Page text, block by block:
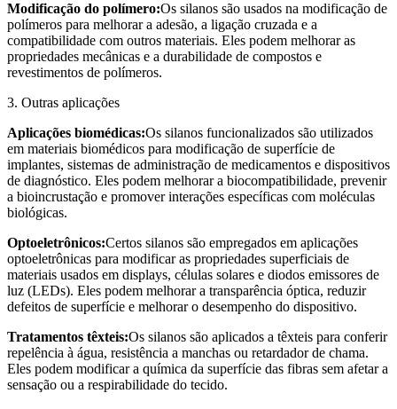
Modificação do polímero:Os silanos são usados na modificação de
polímeros para melhorar a adesão, a ligação cruzada e a
compatibilidade com outros materiais. Eles podem melhorar as
propriedades mecânicas e a durabilidade de compostos e
revestimentos de polímeros.
3. Outras aplicações
Aplicações biomédicas:Os silanos funcionalizados são utilizados
em materiais biomédicos para modificação de superfície de
implantes, sistemas de administração de medicamentos e dispositivos
de diagnóstico. Eles podem melhorar a biocompatibilidade, prevenir
a bioincrustação e promover interações específicas com moléculas
biológicas.
Optoeletrônicos:Certos silanos são empregados em aplicações
optoeletrônicas para modificar as propriedades superficiais de
materiais usados em displays, células solares e diodos emissores de
luz (LEDs). Eles podem melhorar a transparência óptica, reduzir
defeitos de superfície e melhorar o desempenho do dispositivo.
Tratamentos têxteis:Os silanos são aplicados a têxteis para conferir
repelência à água, resistência a manchas ou retardador de chama.
Eles podem modificar a química da superfície das fibras sem afetar a
sensação ou a respirabilidade do tecido.